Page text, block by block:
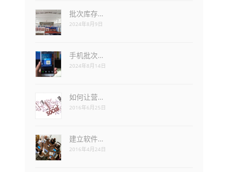
批次库存…
2024年8月9日
手机批次…
2024年8月14日
如何让营…
2016年6月25日
建立软件…
2016年4月24日